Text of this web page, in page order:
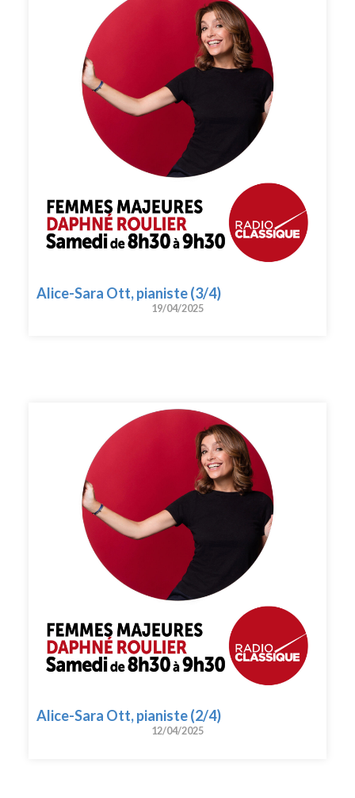
Alice-Sara Ott, pianiste (3/4)
19/04/2025
Alice-Sara Ott, pianiste (2/4)
12/04/2025